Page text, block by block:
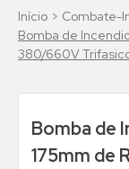
Combate-
Bomba de
380/660V
Bomba de
175mm de